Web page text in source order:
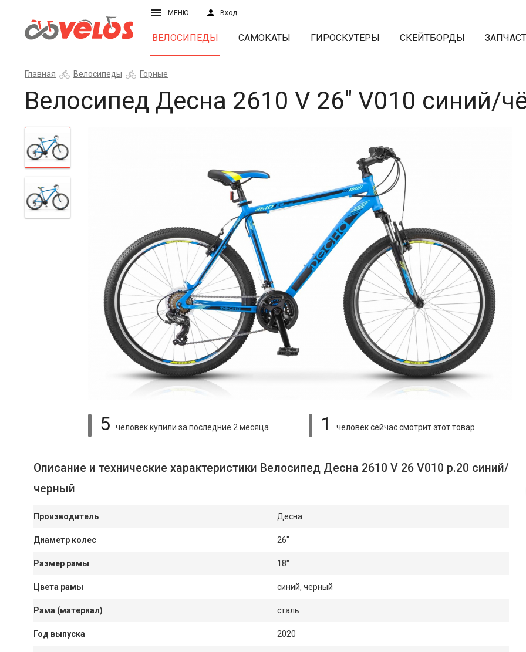
МЕНЮ Вход
ВЕЛОСИПЕДЫ САМОКАТЫ ГИРОСКУТЕРЫ СКЕЙТБОРДЫ
Главная Велосипеды Горные
Велосипед Десна 2610 V 26" V010 синий/
5 человек купили за последние 2 месяца 1 человек сейчас смотритэтот товар
Описание и технические характеристики Велосипед Десна 2610 V 26 V010 р.20 синий/
черный
Производитель Десна
Диаметр колес 26"
Размер рамы 18"
Цвета рамы синий, черный
Рама (материал) сталь
Год выпуска 2020